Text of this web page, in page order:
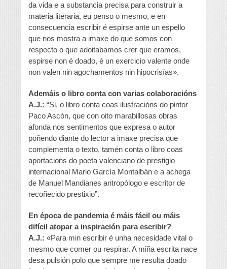
da vida e a substancia precisa para construir a
materia literaria, eu penso o mesmo, e en
consecuencia escribir é espirse ante un espello
que nos mostra a imaxe do que somos con
respecto o que adoitabamos crer que eramos,
espirse non é doado, é un exercicio valente onde
non valen nin agochamentos nin hipocrisías».
Ademáis o libro conta con varias colaboracións
A.J.: “Si, o libro conta coas ilustracións do pintor
Paco Ascón, que con oito marabillosas obras
afonda nos sentimentos que expresa o autor
poñendo diante do lector a imaxe precisa que
complementa o texto, tamén conta o libro coas
aportacions do poeta valenciano de prestigio
internacional Mario García Montalbán e a achega
de Manuel Mandianes antropólogo e escritor de
recoñecido prestixio”.
En época de pandemia é máis fácil ou máis
difícil atopar a inspiración para escribir?
A.J.: «Para min escribir é unha necesidade vital o
mesmo que comer ou respirar. A miña escrita nace
desa pulsión polo que sempre me resulta doado